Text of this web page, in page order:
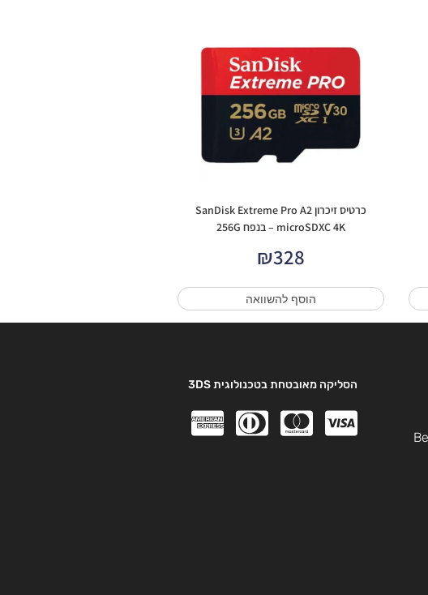
כרטיס זיכרון SanDisk Extreme Pro A2
microSDXC 4K – בנפח 256G
₪328
הוסף להשוואה
הסליקה מאובטחת בטכנולוגית 3DS